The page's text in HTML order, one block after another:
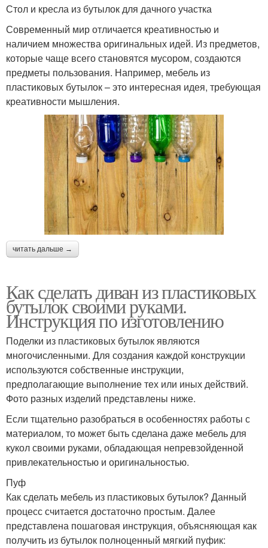
Стол и кресла из бутылок для дачного участка
Современный мир отличается креативностью и
наличием множества оригинальных идей. Из предметов,
которые чаще всего становятся мусором, создаются
предметы пользования. Например, мебель из
пластиковых бутылок – это интересная идея, требующая
креативности мышления.
читать дальше →
Как сделать диван из пластиковых
бутылок своими руками.
Инструкция по изготовлению
Поделки из пластиковых бутылок являются
многочисленными. Для создания каждой конструкции
используются собственные инструкции,
предполагающие выполнение тех или иных действий.
Фото разных изделий представлены ниже.
Если тщательно разобраться в особенностях работы с
материалом, то может быть сделана даже мебель для
кукол своими руками, обладающая непревзойденной
привлекательностью и оригинальностью.
Пуф
Как сделать мебель из пластиковых бутылок? Данный
процесс считается достаточно простым. Далее
представлена пошаговая инструкция, объясняющая как
получить из бутылок полноценный мягкий пуфик: